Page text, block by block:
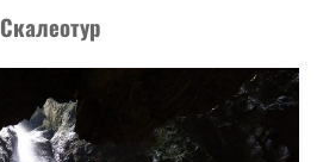
Скалеотур